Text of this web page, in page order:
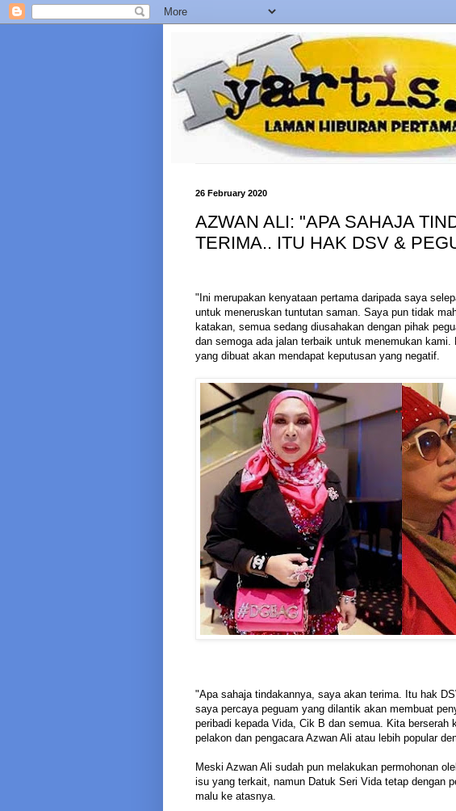
26 February 2020
AZWAN ALI: "APA SAHAJA
TERIMA.. ITU HAK DSV &
"Ini merupakan kenyataan pertama daripada saya
untuk meneruskan tuntutan saman. Saya pun tidak
katakan, semua sedang diusahakan dengan pihak
dan semoga ada jalan terbaik untuk menemukan
yang dibuat akan mendapat keputusan yang negatif.
"Apa sahaja tindakannya, saya akan terima. Itu hak
saya percaya peguam yang dilantik akan membuat
peribadi kepada Vida, Cik B dan semua. Kita berserah
pelakon dan pengacara Azwan Ali atau lebih popular
Meski Azwan Ali sudah pun melakukan permohonan
isu yang terkait, namun Datuk Seri Vida tetap dengan
malu ke atasnya.